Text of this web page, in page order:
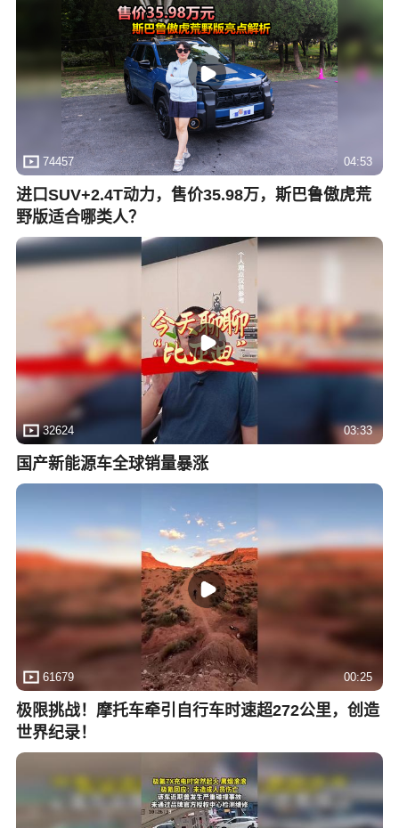
74457 04:53
进口SUV+2.4T动力，售价35.98万，斯巴鲁傲虎荒
野版适合哪类人？
32624 03:33
国产新能源车全球销量暴涨
61679 00:25
极限挑战！摩托车牵引自行车时速超272公里，创造
世界纪录！